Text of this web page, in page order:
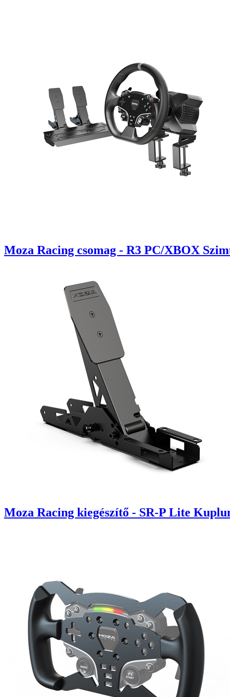
Moza Racing csomag - R3 PC/XBOX
Moza Racing kiegészítő - SR-P Lite